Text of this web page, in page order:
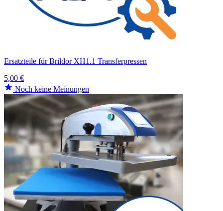
Ersatzteile für Brildor XH1.1 Transferpressen
5,00 €
Noch keine Meinungen